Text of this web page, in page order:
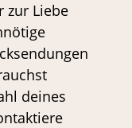
zur Liebe
deines